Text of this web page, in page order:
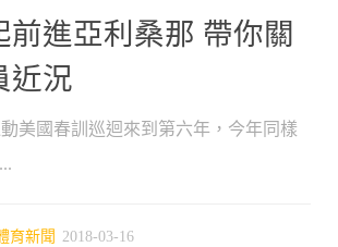
前進亞利桑那 帶你關
近況
動美國春訓巡迴來到第六年，今年同樣
育新聞 2018-03-16